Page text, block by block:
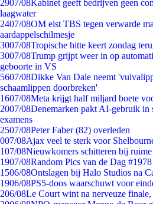
2907/08Kabinet geeft bedrijven geen
laagwater
2407/08OM eist TBS tegen verwarde
aardappelschilmesje
3007/08Tropische hitte keert zondag
3007/08Trump grijpt weer in op
geboorte in VS
5607/08Dikke Van Dale neemt
schaamlippen doorbreken'
1607/08Meta krijgt half miljard boete
2007/08Denemarken pakt AI-gebruik in
examens
2507/08Peter Faber (82) overleden
007/08Ajax veel te sterk voor
107/08Nieuwkomers schitteren bij
1907/08Random Pics van de Dag #1978
1506/08Ontslagen bij Halo Studios na
1906/08PS5-doos waarschuwt voor
206/08Le Court wint na nerveuze finale,